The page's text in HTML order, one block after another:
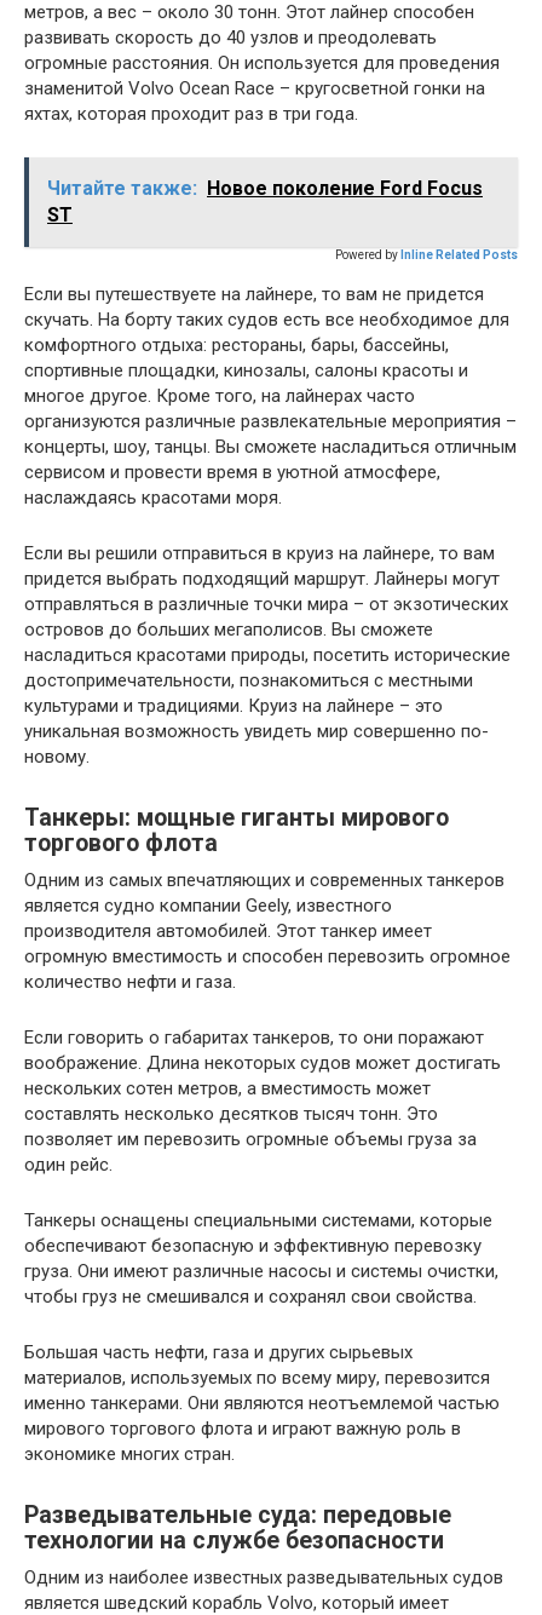
метров, а вес – около 30 тонн. Этот лайнер способен
развивать скорость до 40 узлов и преодолевать
огромные расстояния. Он используется для проведения
знаменитой Volvo Ocean Race – кругосветной гонки на
яхтах, которая проходит раз в три года.
Читайте также: Новое поколение Ford Focus
ST
Powered by Inline Related Posts
Если вы путешествуете на лайнере, то вам не придется
скучать. На борту таких судов есть все необходимое для
комфортного отдыха: рестораны, бары, бассейны,
спортивные площадки, кинозалы, салоны красоты и
многое другое. Кроме того, на лайнерах часто
организуются различные развлекательные мероприятия –
концерты, шоу, танцы. Вы сможете насладиться отличным
сервисом и провести время в уютной атмосфере,
наслаждаясь красотами моря.
Если вы решили отправиться в круиз на лайнере, то вам
придется выбрать подходящий маршрут. Лайнеры могут
отправляться в различные точки мира – от экзотических
островов до больших мегаполисов. Вы сможете
насладиться красотами природы, посетить исторические
достопримечательности, познакомиться с местными
культурами и традициями. Круиз на лайнере – это
уникальная возможность увидеть мир совершенно по-
новому.
Танкеры: мощные гиганты мирового
торгового флота
Одним из самых впечатляющих и современных танкеров
является судно компании Geely, известного
производителя автомобилей. Этот танкер имеет
огромную вместимость и способен перевозить огромное
количество нефти и газа.
Если говорить о габаритах танкеров, то они поражают
воображение. Длина некоторых судов может достигать
нескольких сотен метров, а вместимость может
составлять несколько десятков тысяч тонн. Это
позволяет им перевозить огромные объемы груза за
один рейс.
Танкеры оснащены специальными системами, которые
обеспечивают безопасную и эффективную перевозку
груза. Они имеют различные насосы и системы очистки,
чтобы груз не смешивался и сохранял свои свойства.
Большая часть нефти, газа и других сырьевых
материалов, используемых по всему миру, перевозится
именно танкерами. Они являются неотъемлемой частью
мирового торгового флота и играют важную роль в
экономике многих стран.
Разведывательные суда: передовые
технологии на службе безопасности
Одним из наиболее известных разведывательных судов
является шведский корабль Volvo, который имеет